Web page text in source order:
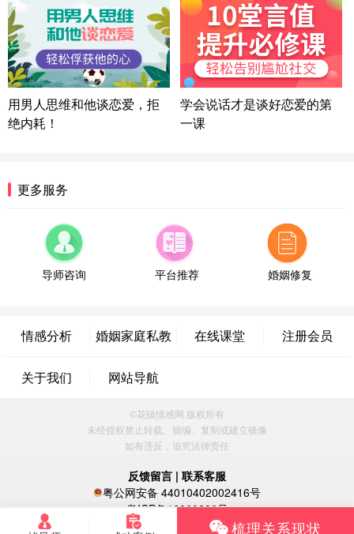
微信用户 逆光下的微笑 通过此页面咨询，已获得专
属情感方案
湖南-长沙 187****3359
18分钟前
微信用户 超 通过此页面咨询，已获得专属情感方案
福建-厦门 159****4462
53分钟前
微信用户 凌乱小羊 通过此页面咨询，已获得专属情
微信用户 H-孙志远-上海 通过此页面咨询，已获得专
属情感方案
上海-黄浦 135****7601
24分钟前
微信用户 墨笙 通过此页面咨询，已获得专属情感方
微信用户 谢思明 通过此页面咨询，已获得专属情感
方案
微信用户 静默 通过此页面咨询，已获得专属情感方
四川-重庆 157****9228
微信用户 惊鸿客 通过此页面咨询，已获得专属情感
方案
河南-郑州 182****3546
微信用户 王小鸣^ 通过此页面咨询，已获得专属情感
方案
浙江-温州 150****6789
35分钟前
用男人思维和他谈恋爱，拒
绝内耗！
学会说话才是谈好恋爱的第
一课
更多服务
导师咨询 平台推荐 婚姻修复
情感分析 婚姻家庭私教 在线课堂 注册会员
关于我们 网站导航
©花镇情感网 版权所有
未经授权禁止转载、摘编、复制或建立镜像
如有违反，追究法律责任
反馈留言 | 联系客服
粤公网安备 44010402002416号
粤ICP备16060296号
梳理关系现状